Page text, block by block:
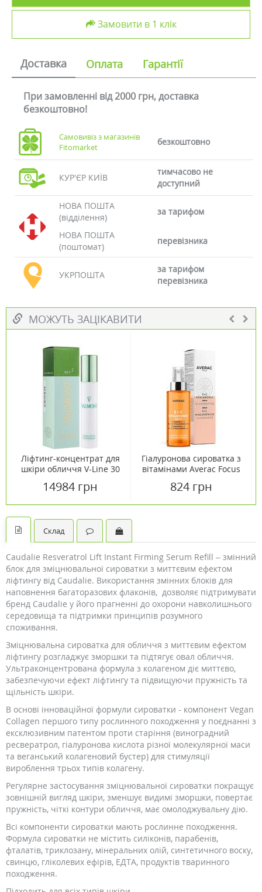
Замовити в 1 клік
Доставка Оплата Гарантії
При замовленні від 2000 грн, доставка
безкоштовно!
Самовивіз з магазинів
Fitomarket
безкоштовно
КУР'ЄР КИЇВ
тимчасово не
доступний
НОВА ПОШТА
(відділення)
за тарифом
НОВА ПОШТА
(поштомат)
перевізника
УКРПОШТА
за тарифом
перевізника
МОЖУТЬ ЗАЦІКАВИТИ
Ліфтинг-концентрат для
шкіри обличчя V-Line 30
14984 грн
Гіалуронова сироватка з
вітамінами Averac Focus
30 мл
824 грн
Склад
Caudalie Resveratrol Lift Instant Firming Serum Refill – змінний
блок для зміцнювальної сироватки з миттєвим ефектом
ліфтингу від Caudalie. Використання змінних блоків для
наповнення багаторазових флаконів, дозволяє підтримувати
бренд Caudalie у його прагненні до охорони навколишнього
середовища та підтримки принципів розумного
споживання.
Зміцнювальна сироватка для обличчя з миттєвим ефектом
ліфтингу розгладжує зморшки та підтягує овал обличчя.
Ультраконцентрована формула з колагеном діє миттєво,
забезпечуючи ефект ліфтингу та підвищуючи пружність та
щільність шкіри.
В основі інноваційної формули сироватки - компонент Vegan
Collagen першого типу рослинного походження у поєднанні з
ексклюзивним патентом проти старіння (виноградний
ресвератрол, гіалуронова кислота різної молекулярної маси
та веганський колагеновий бустер) для стимуляції
вироблення трьох типів колагену.
Регулярне застосування зміцнювальної сироватки покращує
зовнішній вигляд шкіри, зменшує видимі зморшки, повертає
пружність, чіткі контури обличчя, має омолоджувальну дію.
Всі компоненти сироватки мають рослинне походження.
Формула сироватки не містить силіконів, парабенів,
фталатів, триклозану, мінеральних олій, синтетичного воску,
свинцю, гліколевих ефірів, ЕДТА, продуктів тваринного
походження.